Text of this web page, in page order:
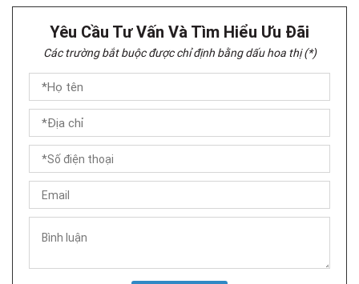
Yêu Cầu Tư Vấn Và Tìm Hiểu Ưu Đãi
Các trường bắt buộc được chỉ định bằng dấu hoa thị (*)